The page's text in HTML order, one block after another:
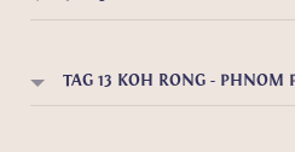
TAG 13 KOH RONG - PHNOM